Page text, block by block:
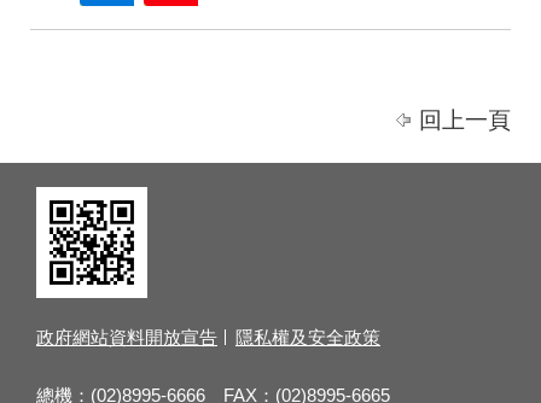
回上一頁
政府網站資料開放宣告 隱私權及安全政策
總機：(02)8995-6666 FAX：(02)8995-6665